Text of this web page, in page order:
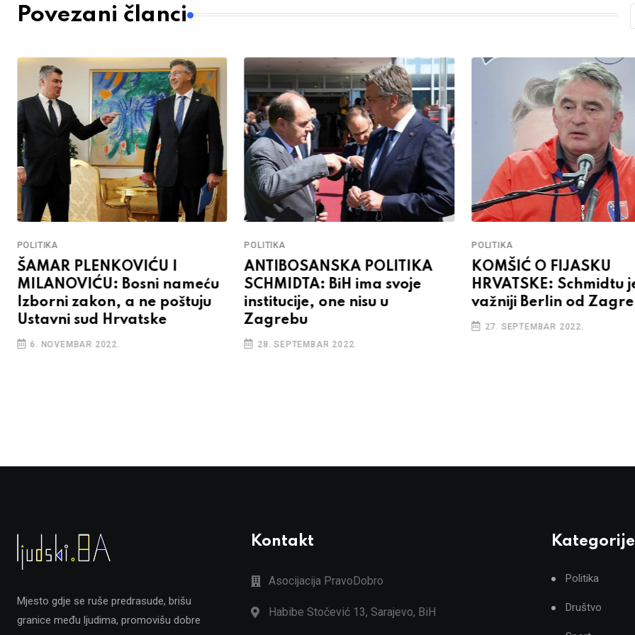
Povezani članci
POLITIKA
ŠAMAR PLENKOVIĆU I
MILANOVIĆU: Bosni nameću
Izborni zakon, a ne poštuju
Ustavni sud Hrvatske
6. NOVEMBAR 2022.
POLITIKA
ANTIBOSANSKA POLITIKA
SCHMIDTA: BiH ima svoje
institucije, one nisu u
Zagrebu
28. SEPTEMBAR 2022.
POLITIKA
KOMŠIĆ O FIJASKU
HRVATSKE: Schmidtu
važniji Berlin od
27. SEPTEMBAR 2022.
Mjesto gdje se ruše predrasude, brišu
granice među ljudima, promovišu dobre
Kontakt
Asocijacija PravoDobro
Habibe Stočević 13, Sarajevo, BiH
Kategorije
Politika
Društvo